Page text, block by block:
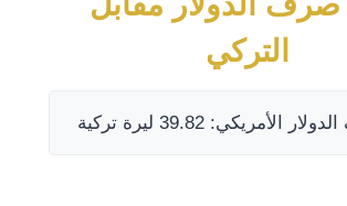
التركي
39.82 ليرة تركية